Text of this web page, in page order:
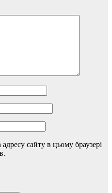
сайту в цьому браузері